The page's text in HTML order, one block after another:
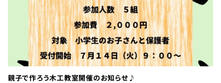
親子で作ろう木工教室開催のお知らせ♪